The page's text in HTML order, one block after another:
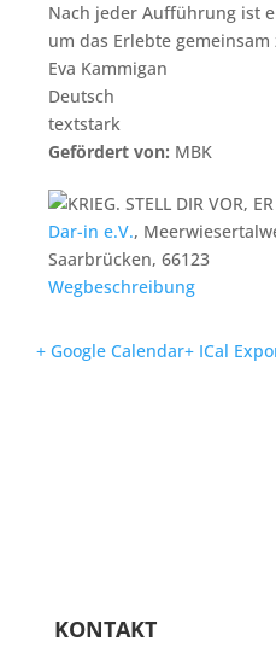
Nach jeder Aufführung ist
um das Erlebte
Eva Kammigan
Deutsch
textstark
Gefördert von: MBK
Dar-in e.V.,
Saarbrücken, 66123
Wegbeschreibung
+ Google Calendar+ ICal
KONTAKT